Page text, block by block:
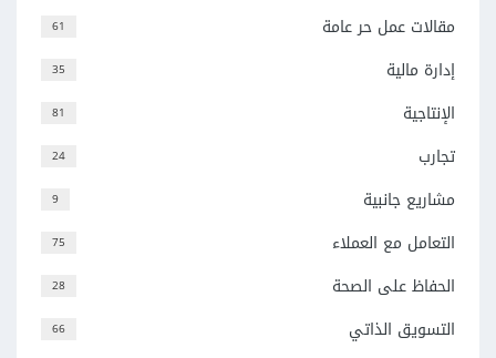
61 مقالات عمل حر عامة
35 إدارة مالية
81 الإنتاجية
24 تجارب
9 مشاريع جانبية
75 التعامل مع العملاء
28 الحفاظ على الصحة
66 التسويق الذاتي